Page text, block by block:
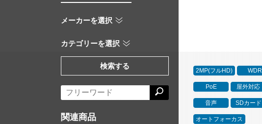
2MP(フルHD) WDR
PoE 屋外対応
音声 SDカード
オートフォーカス
メーカーを選択
カテゴリーを選択
検索する
関連商品